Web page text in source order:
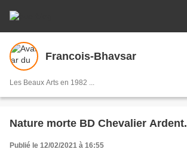
Francois-Bhavsar
Les Beaux Arts en 1982 ...
Nature morte BD Chevalier Ardent.
Publié le 12/02/2021 à 16:55